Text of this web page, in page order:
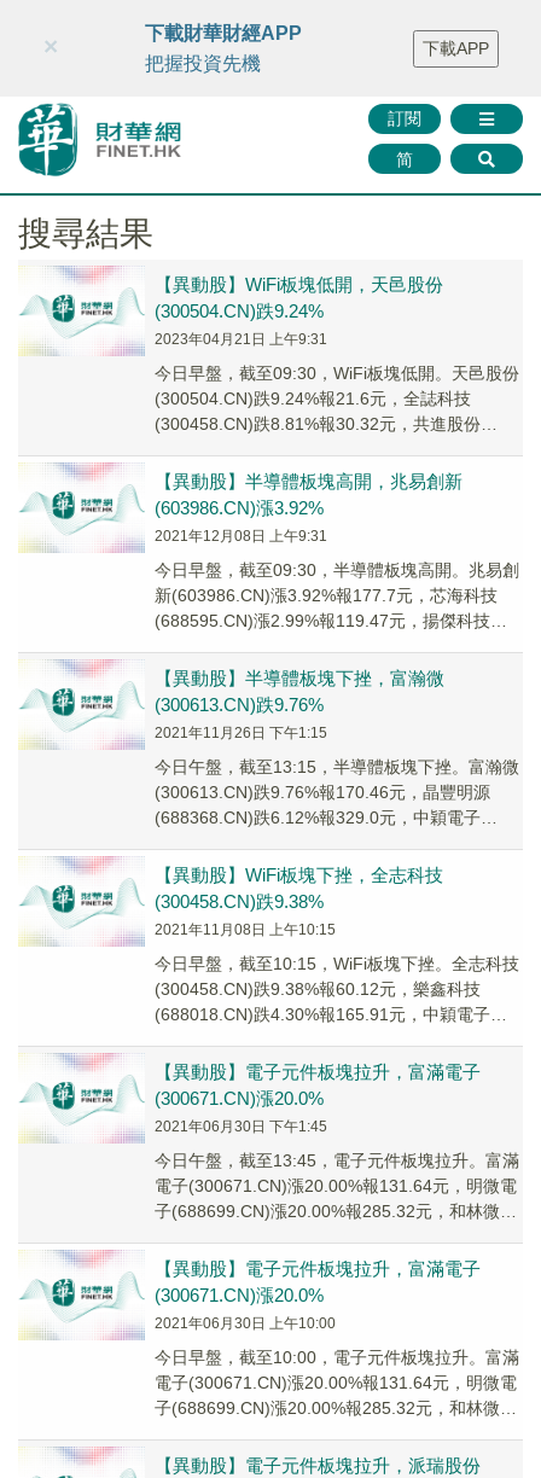
財華智庫網 FINTV FINMETA 財華證券 媒體矩陣
智庫沙龍
聯絡我們
訂閱
简
×
下載財華財經APP
把握投資先機
下載APP
搜尋結果
【異動股】WiFi板塊低開，天邑股份
(300504.CN)跌9.24%
2023年04月21日 上午9:31
今日早盤，截至09:30，WiFi板塊低開。天邑股份
(300504.CN)跌9.24%報21.6元，全誌科技
(300458.CN)跌8.81%報30.32元，共進股份
【異動股】半導體板塊高開，兆易創新
(603986.CN)漲3.92%
2021年12月08日 上午9:31
今日早盤，截至09:30，半導體板塊高開。兆易創
新(603986.CN)漲3.92%報177.7元，芯海科技
(688595.CN)漲2.99%報119.47元，揚傑科技
【異動股】半導體板塊下挫，富瀚微
(300613.CN)跌9.76%
2021年11月26日 下午1:15
今日午盤，截至13:15，半導體板塊下挫。富瀚微
(300613.CN)跌9.76%報170.46元，晶豐明源
(688368.CN)跌6.12%報329.0元，中穎電子
【異動股】WiFi板塊下挫，全志科技
(300458.CN)跌9.38%
2021年11月08日 上午10:15
今日早盤，截至10:15，WiFi板塊下挫。全志科技
(300458.CN)跌9.38%報60.12元，樂鑫科技
(688018.CN)跌4.30%報165.91元，中穎電子
【異動股】電子元件板塊拉升，富滿電子
(300671.CN)漲20.0%
2021年06月30日 下午1:45
今日午盤，截至13:45，電子元件板塊拉升。富滿
電子(300671.CN)漲20.00%報131.64元，明微電
子(688699.CN)漲20.00%報285.32元，和林微納
【異動股】電子元件板塊拉升，富滿電子
(300671.CN)漲20.0%
2021年06月30日 上午10:00
今日早盤，截至10:00，電子元件板塊拉升。富滿
電子(300671.CN)漲20.00%報131.64元，明微電
子(688699.CN)漲20.00%報285.32元，和林微納
【異動股】電子元件板塊拉升，派瑞股份